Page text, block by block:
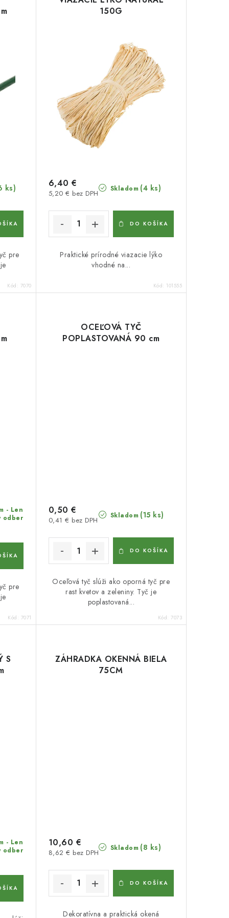
ks)
pre
Kód: 7070
150G
Skladom (4 ks)
5,20 € bez DPH
6,40 €
DO KOŠÍKA
Praktické prírodné viazacie lýko
vhodné na...
Kód: 101555
- Len
odber
pre
Kód: 7071
OCEĽOVÁ TYČ
POPLASTOVANÁ 90 cm
Skladom (15 ks)
0,41 € bez DPH
0,50 €
DO KOŠÍKA
Oceľová tyč slúži ako oporná tyč pre
rast kvetov a zeleniny. Tyč je
poplastovaná...
Kód: 7073
S
- Len
odber
ZÁHRADKA OKENNÁ BIELA
75CM
Skladom (8 ks)
8,62 € bez DPH
10,60 €
DO KOŠÍKA
Dekoratívna a praktická okená